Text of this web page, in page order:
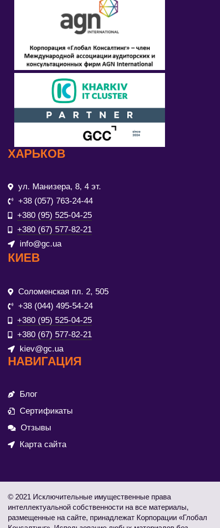
ХАРЬКОВ
ул. Манизера, 8, 4 эт.
+38 (057) 763-24-44
+380 (95) 525-04-25
+380 (67) 577-82-21
info@gc.ua
КИЕВ
Соломенская пл. 2, 505
+38 (044) 495-54-24
+380 (95) 525-04-25
+380 (67) 577-82-21
kiev@gc.ua
НАВИГАЦИЯ
Блог
Сертификаты
Отзывы
Карта сайта
© 2021 Исключительные имущественные права
интеллектуальной собственности на все материалы,
размещенные на сайте, принадлежат Корпорации «Глобал